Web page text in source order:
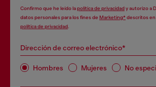
Confirmo que he leído lapolítica de privacidady autorizo a
datos personales para los fines de Marketing*descritos en
política de privacidad
Dirección de correo electrónico*
Hombres Mujeres No